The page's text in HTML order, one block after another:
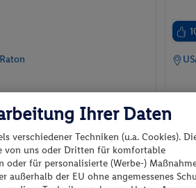
p.P. ab
Ihrer Daten
verschiedener Techniken (u.a. Cookies).
von uns oder Dritten für komfortable
für personalisierte (Werbe-)
der EU ohne angemessenes